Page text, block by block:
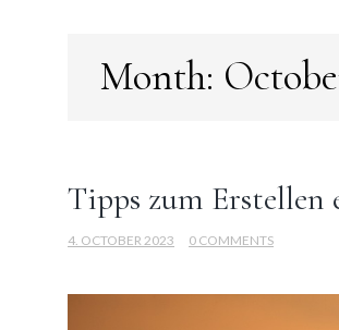
Month:
Tipps zum Erstellen
4. OCTOBER 2023 0 COMMENTS